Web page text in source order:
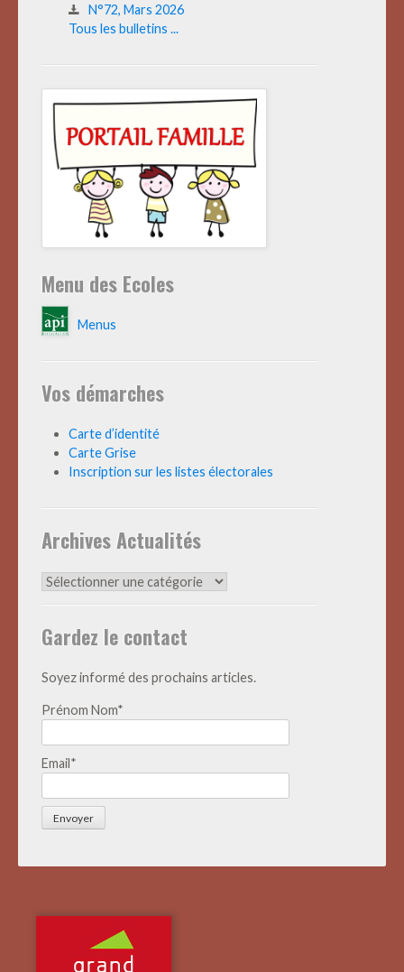
N°72, Mars 2026
Tous les bulletins ...
Menu des Ecoles
Menus
Vos démarches
Carte d’identité
Carte Grise
Inscription sur les listes électorales
Archives Actualités
Archives
Gardez le contact
Soyez informé des prochains articles.
Prénom Nom*
Email*